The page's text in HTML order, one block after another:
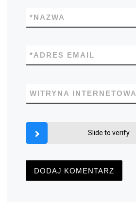
NAZWA
*
ADRES EMAIL
*
WITRYNA INTERNETOWA
Slide to verify